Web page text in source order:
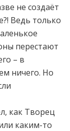
не создаёт
Ведь только
перестают
– в
ничего. Но
как Творец
каким-то